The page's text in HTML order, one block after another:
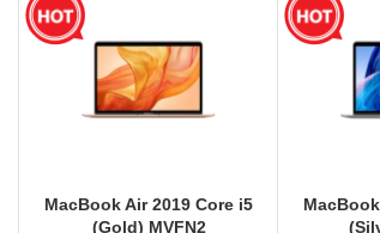
MacBook Air 2019 Core i5
(Gold) MVFN2